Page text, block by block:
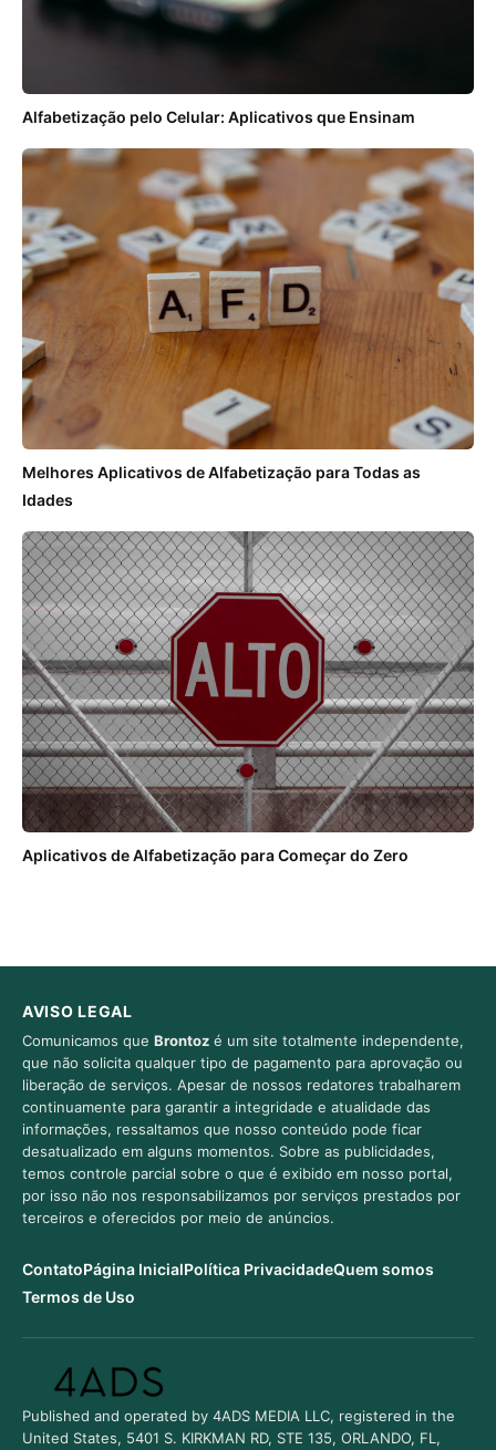
Alfabetização pelo Celular: Aplicativos que Ensinam
Melhores Aplicativos de Alfabetização para Todas as
Idades
Aplicativos de Alfabetização para Começar do Zero
AVISO LEGAL
Comunicamos que Brontoz é um site totalmente independente,
que não solicita qualquer tipo de pagamento para aprovação ou
liberação de serviços. Apesar de nossos redatores trabalharem
continuamente para garantir a integridade e atualidade das
informações, ressaltamos que nosso conteúdo pode ficar
desatualizado em alguns momentos. Sobre as publicidades,
temos controle parcial sobre o que é exibido em nosso portal,
por isso não nos responsabilizamos por serviços prestados por
terceiros e oferecidos por meio de anúncios.
ContatoPágina InicialPolítica PrivacidadeQuem somos
Termos de Uso
Published and operated by 4ADS MEDIA LLC, registered in the
United States, 5401 S. KIRKMAN RD, STE 135, ORLANDO, FL,